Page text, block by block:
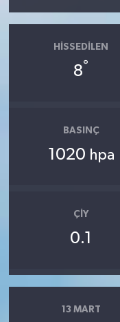
HISSEDILEN
8°
BASINÇ
1020 hpa
ÇIY
0.1
13 MART